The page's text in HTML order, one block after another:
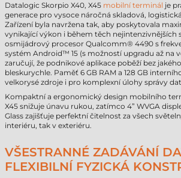
Datalogic Skorpio X40, X45 mobilní terminál je
generace pro vysoce náročná skladová,
Zařízení byla navržena tak, aby poskytovala
vynikající výkon i během těch nejintenzivnějších
osmijádrový procesor Qualcomm® 4490 s
systém Android™ 15 (s možností upgradu až na
zaručují, že podnikové aplikace poběží bez
bleskurychle. Paměť 6 GB RAM a 128 GB
velkorysé zdroje i pro komplexní úlohy správy
Kompaktní a ergonomický design mobilního
X45 snižuje únavu rukou, zatímco 4” WVGA
Glass zajišťuje perfektní čitelnost za všech
interiéru, tak v exteriéru.
VŠESTRANNÉ ZADÁVÁNÍ
FLEXIBILNÍ FYZICKÁ